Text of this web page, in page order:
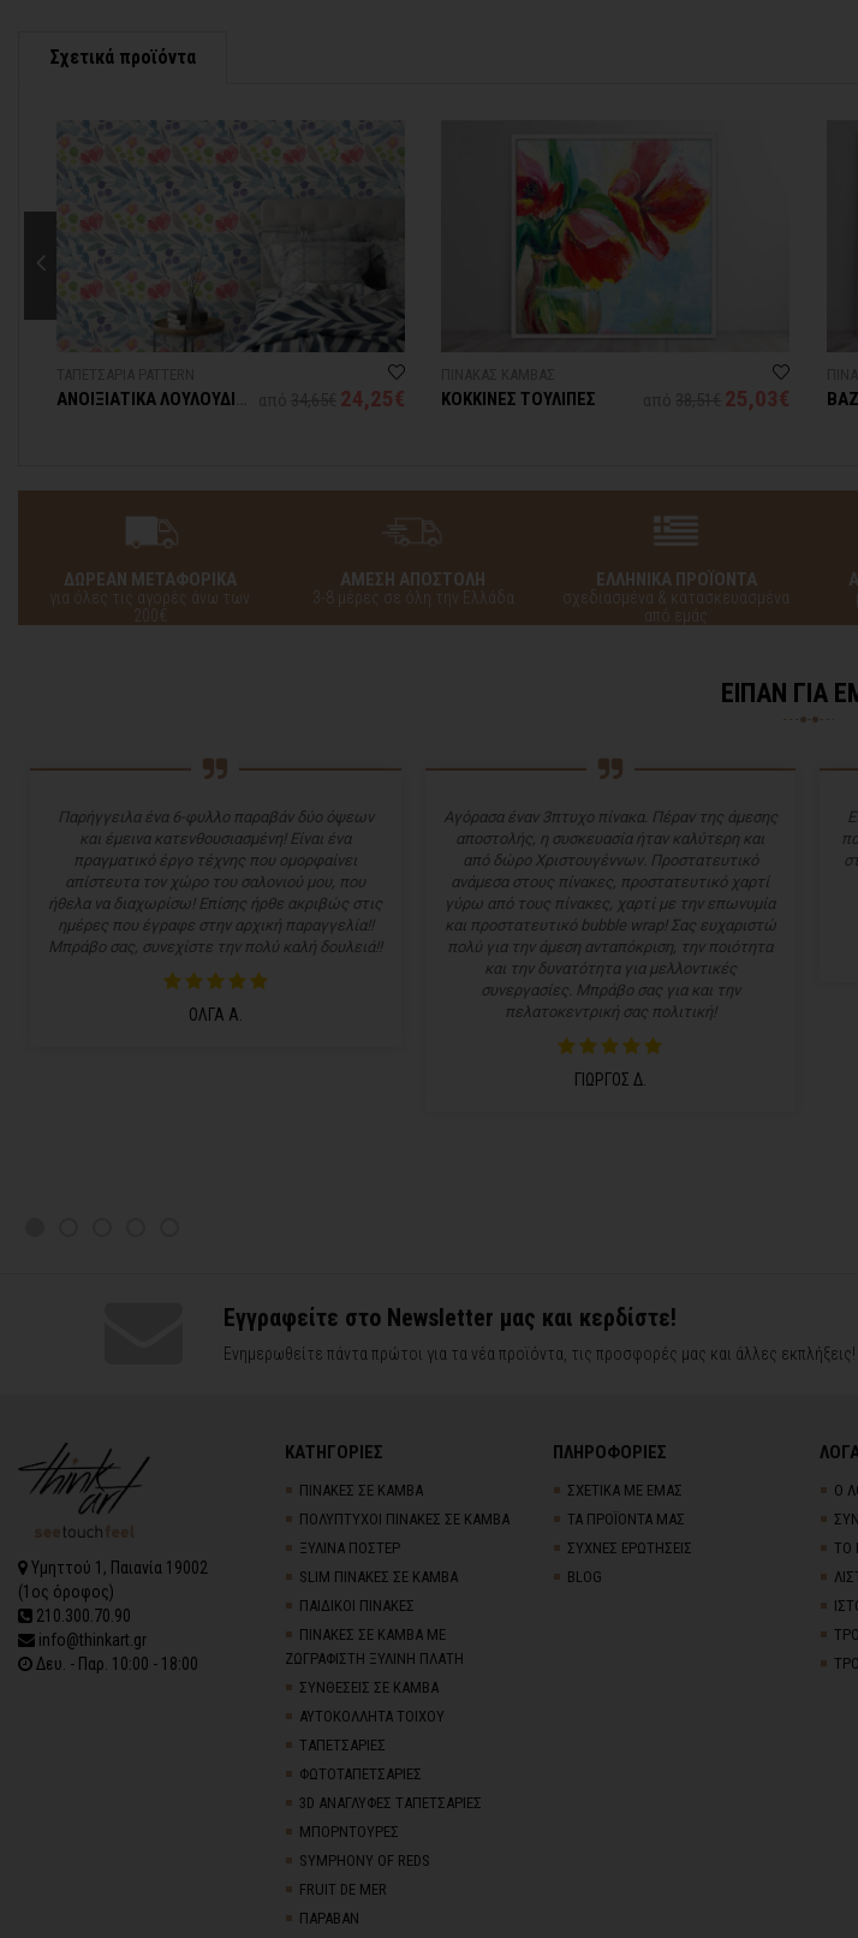
Σχετικά προϊόντα
ΑΝΟΙΞΙΑΤΙΚΑ ΛΟΥΛΟΥΔΙΑ
24,25€ ΚΟΚΚΙΝΕΣ ΤΟΥΛΙΠΕΣ 25,03€
ΔΩΡΕΑΝ ΜΕΤΑΦΟΡΙΚΑ
για όλες τις αγορές άνω των
200€
ΑΜΕΣΗ ΑΠΟΣΤΟΛΗ
3-8 μέρες σε όλη την Ελλάδα
ΕΛΛΗΝΙΚΑ ΠΡΟΪΟΝΤΑ
σχεδιασμένα & κατασκευασμένα
από εμάς
ΕΙΠΑΝ ΓΙΑ
Παρήγγειλα ένα 6-φυλλο παραβάν δύο όψεων
και έμεινα κατενθουσιασμένη! Είναι ένα
πραγματικό έργο τέχνης που ομορφαίνει
απίστευτα τον χώρο του σαλονιού μου, που
ήθελα να διαχωρίσω! Επίσης ήρθε ακριβώς στις
ημέρες που έγραφε στην αρχική παραγγελία!!
Μπράβο σας, συνεχίστε την πολύ καλή δουλειά!!
ΟΛΓΑ Α.
Αγόρασα έναν 3πτυχο πίνακα. Πέραν της άμεσης
αποστολής, η συσκευασία ήταν καλύτερη και
από δώρο Χριστουγέννων. Προστατευτικό
ανάμεσα στους πίνακες, προστατευτικό χαρτί
γύρω από τους πίνακες, χαρτί με την επωνυμία
και προστατευτικό bubble wrap! Σας ευχαριστώ
πολύ για την άμεση ανταπόκριση, την ποιότητα
και την δυνατότητα για μελλοντικές
συνεργασίες. Μπράβο σας για και την
πελατοκεντρική σας πολιτική!
ΓΙΩΡΓΟΣ Δ.
Εγγραφείτε στο Newsletter μας και κερδίστε!
Ενημερωθείτε πάντα πρώτοι για τα νέα προϊόντα, τις προσφορές μας και άλλες εκπλήξεις!
Υμηττού 1, Παιανία 19002
(1ος όροφος)
210.300.70.90
info@thinkart.gr
Δευ. - Παρ. 10:00 - 18:00
ΚΑΤΗΓΟΡΙΕΣ
ΠΙΝΑΚΕΣ ΣΕ ΚΑΜΒΑ
ΠΟΛΥΠΤΥΧΟΙ ΠΙΝΑΚΕΣ ΣΕ ΚΑΜΒΑ
ΞΥΛΙΝΑ ΠΟΣΤΕΡ
SLIM ΠΙΝΑΚΕΣ ΣΕ ΚΑΜΒΑ
ΠΑΙΔΙΚΟΙ ΠΙΝΑΚΕΣ
ΠΙΝΑΚΕΣ ΣΕ ΚΑΜΒΑ ΜΕ
ΖΩΓΡΑΦΙΣΤΗ ΞΥΛΙΝΗ ΠΛΑΤΗ
ΣΥΝΘΕΣΕΙΣ ΣΕ ΚΑΜΒΑ
ΑΥΤΟΚΟΛΛΗΤΑ ΤΟΙΧΟΥ
TΑΠΕΤΣΑΡΙΕΣ
ΦΩΤΟΤΑΠΕΤΣΑΡΙΕΣ
3D AΝΑΓΛΥΦΕΣ TΑΠΕΤΣΑΡΙΕΣ
ΜΠΟΡΝΤΟΥΡΕΣ
SYMPHONY OF REDS
FRUIT DE MER
ΠΑΡΑΒΑΝ
ΠΛΗΡΟΦΟΡΙΕΣ
ΣΧΕΤΙΚΑ ΜΕ ΕΜΑΣ
ΤΑ ΠΡΟΪΟΝΤΑ ΜΑΣ
ΣΥΧΝΕΣ ΕΡΩΤΗΣΕΙΣ
BLOG
Ο
ΤΟ